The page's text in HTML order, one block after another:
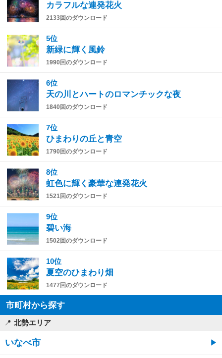
カラフルな連発花火
2133回のダウンロード
5位
新緑に輝く風鈴
1990回のダウンロード
6位
天の川とハートのロマンチックな夜
1840回のダウンロード
7位
ひまわりの丘と青空
1790回のダウンロード
8位
虹色に輝く豪華な連発花火
1521回のダウンロード
9位
碧い海
1502回のダウンロード
10位
夏空のひまわり畑
1477回のダウンロード
市町村から探す
北勢エリア
いなべ市